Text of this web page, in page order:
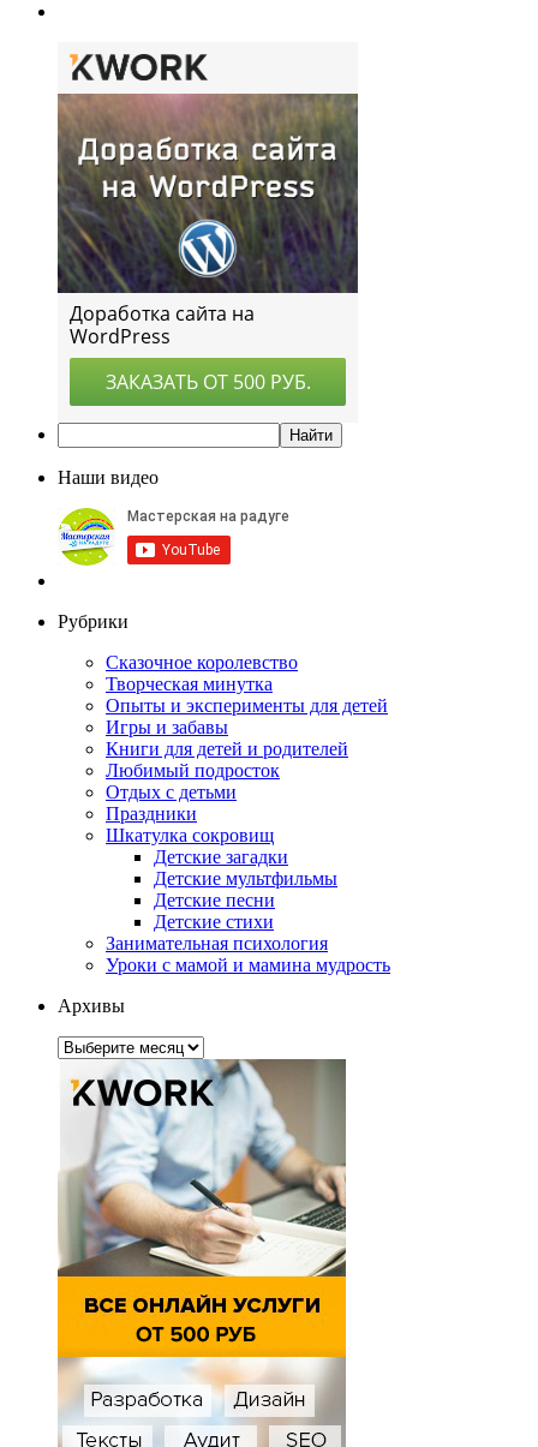
Наши видео
Рубрики
Сказочное королевство
Творческая минутка
Опыты и эксперименты для детей
Игры и забавы
Книги для детей и родителей
Любимый подросток
Отдых с детьми
Праздники
Шкатулка сокровищ
Детские загадки
Детские мультфильмы
Детские песни
Детские стихи
Занимательная психология
Уроки с мамой и мамина мудрость
Архивы
Архивы